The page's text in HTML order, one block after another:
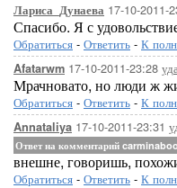
Лариса_Дунаева 17-10-2011-
Спасибо. Я с
Обратиться - Ответить - К
Afatarwm 17-10-2011-23:28
Мрачновато, но люди ж
Обратиться - Ответить - К
Annataliya 17-10-2011-23:31
Ответ на комментарий carminaboo
внешне, говоришь,
Обратиться - Ответить - К